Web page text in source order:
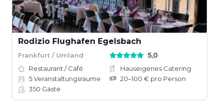
Rodizio Flughafen Egelsbach
Frankfurt / Umland 5,0
Restaurant / Café
Hauseigenes Catering
5Veranstaltungsräume
20–100 € pro Person
350 Gäste